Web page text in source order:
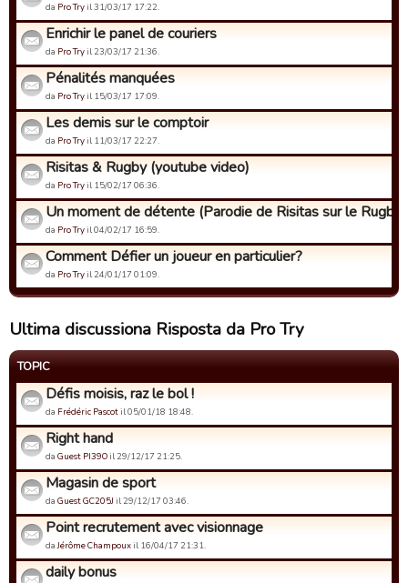
da Pro Tryil 31/03/17 17:22.
Enrichir le panel de couriers
da Pro Tryil 23/03/17 21:36.
Pénalités manquées
da Pro Tryil 15/03/17 17:09.
Les demis sur le comptoir
da Pro Tryil 11/03/17 22:27.
Risitas & Rugby (youtube video)
da Pro Tryil 15/02/17 06:36.
Un moment de détente (Parodie de Risitas sur le Rugby)
da Pro Tryil 04/02/17 16:59.
Comment Défier un joueur en particulier?
da Pro Tryil 24/01/17 01:09.
Ultima discussiona Risposta da Pro Try
TOPIC
Défis moisis, raz le bol !
da Frédéric Pascotil 05/01/18 18:48.
Right hand
da Guest PI39Oil 29/12/17 21:25.
Magasin de sport
da Guest GC205J il 29/12/17 03:46.
Point recrutement avec visionnage
daJérôme Champouxil 16/04/17 21:31.
daily bonus